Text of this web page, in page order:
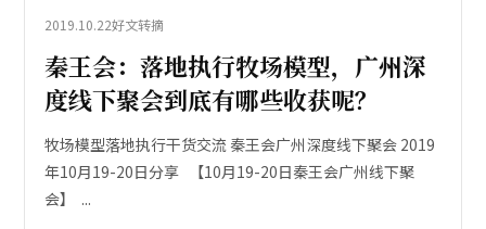
2019.10.22好文转摘
秦王会：落地执行牧场模型，广州深
度线下聚会到底有哪些收获呢？
牧场模型落地执行干货交流 秦王会广州深度线下聚会 2019
年10月19-20日分享 【10月19-20日秦王会广州线下聚
会】 ...